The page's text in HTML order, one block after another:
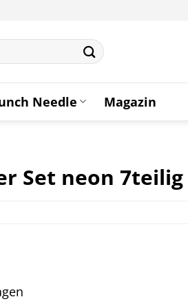
Needle Magazin
Set neon 7teilig